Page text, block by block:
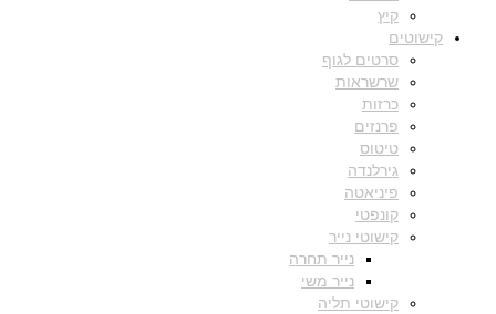
קיץ
קישוטים
סרטים לגוף
שרשראות
כרזות
פרנזים
טיטוס
גירלנדה
פיניאטה
קונפטי
קישוטי נייר
נייר תחרה
נייר משי
קישוטי תליה